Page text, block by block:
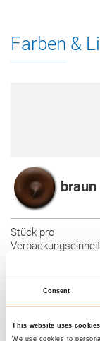
Consent
This website uses cookies
We use cookies to
Farben &
braun
Stück pro
Verpackungseinheit
* OTTO
separat